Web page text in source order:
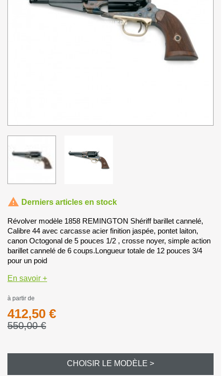
 Derniers articles en stock
Révolver modèle 1858 REMINGTON Shériff barillet cannelé,
Calibre 44 avec carcasse acier finition jaspée, pontet laiton,
canon Octogonal de 5 pouces 1/2 , crosse noyer, simple action
barillet cannelé de 6 coups.Longueur totale de 12 pouces 3/4
pour un poid
En savoir +
à partir de
412,50 €
550,00 €
CHOISIR LE MODÈLE >